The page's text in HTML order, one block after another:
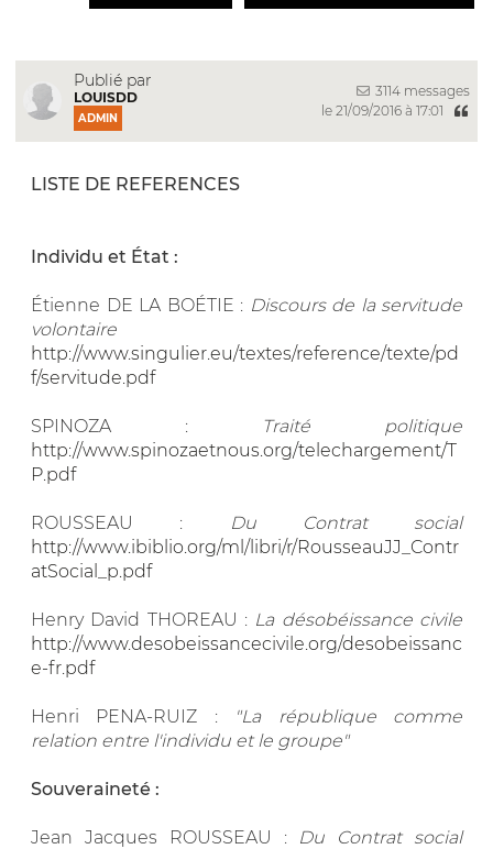
Publié par
LOUISDD
ADMIN
3114 messages
le 21/09/2016 à 17:01
LISTE DE REFERENCES
Individu et État :
Étienne DE LA BOÉTIE : Discours de la servitude
volontaire
http://www.singulier.eu/textes/reference/texte/pd
f/servitude.pdf
SPINOZA :
Traité politique
http://www.spinozaetnous.org/telechargement/T
P.pdf
ROUSSEAU :
Du Contrat social
http://www.ibiblio.org/ml/libri/r/RousseauJJ_Contr
atSocial_p.pdf
Henry David THOREAU : La désobéissance civile
http://www.desobeissancecivile.org/desobeissanc
e-fr.pdf
Henri PENA-RUIZ :
"La république comme
relation entre l'individu et le groupe"
Souveraineté :
Jean Jacques ROUSSEAU : Du Contrat social